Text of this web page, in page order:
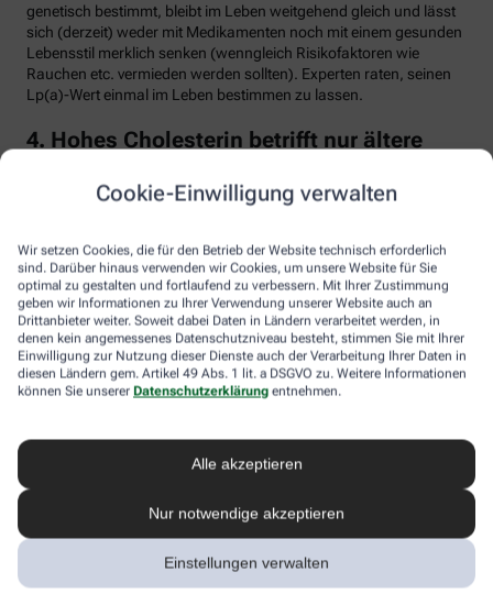
Cookie-Einwilligung verwalten
Wir setzen Cookies, die für den Betrieb der Website technisch erforderlich
sind. Darüber hinaus verwenden wir Cookies, um unsere Website für Sie
optimal zu gestalten und fortlaufend zu verbessern. Mit Ihrer Zustimmung
geben wir Informationen zu Ihrer Verwendung unserer Website auch an
Drittanbieter weiter. Soweit dabei Daten in Ländern verarbeitet werden, in
denen kein angemessenes Datenschutzniveau besteht, stimmen Sie mit Ihrer
Einwilligung zur Nutzung dieser Dienste auch der Verarbeitung Ihrer Daten in
diesen Ländern gem. Artikel 49 Abs. 1 lit. a DSGVO zu. Weitere Informationen
können Sie unserer Datenschutzerklärung entnehmen.
Alle akzeptieren
Nur notwendige akzeptieren
Einstellungen verwalten
genetisch bestimmt, bleibt im Leben weitgehend gleich und lässt
sich (derzeit) weder mit Medikamenten noch mit einem gesunden
Lebensstil merklich senken (wenngleich Risikofaktoren wie
Rauchen etc. vermieden werden sollten). Experten raten, seinen
Lp(a)-Wert einmal im Leben bestimmen zu lassen.
4. Hohes Cholesterin betrifft nur ältere
Falsch. Zwar steigt das Risiko für erhöhte Cholesterinwerte mit
Hypercholesterinämie (FH) haben jedoch schon von Geburt an
erhöhte Blutfettwerte. Bei der erblich bedingten
Stoffwechselerkrankung sammelt sich durch einen Gendefekt
sehr viel LDL-Cholesterin im Blut an (über 190 bis 500 mg/dl) und
lagert sich an den Wänden der Arterien und Venen ab. Betroffene
entwickeln oft schon im jungen Erwachsenenalter eine
Arteriosklerose.
bis zur Menopause durch Hormone besser geschützt, bei ihnen
sind es rund 30 Prozent bis zum Alter von 60 Jahren. Die familiäre
Hypercholesterinämie kommt bei etwa einer von 300 Personen
vor. Sind in der Familie Fälle von frühen Herzinfarkten, Stents oder
Bypass-Operationen bekannt, sollte man sein Cholesterin
dringend überprüfen lassen. Anzeichen können auch gelbliche